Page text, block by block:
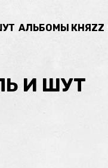
АЛЬБОМЫ КНЯZZ
И ШУТ